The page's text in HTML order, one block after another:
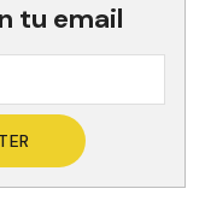
tu email